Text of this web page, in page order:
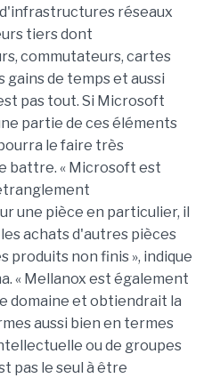
réseaux
tiers dont
commutateurs, cartes
gains de temps et aussi
pas tout. Si Microsoft
partie de ces éléments
le faire très
battre. « Microsoft est
une pièce en particulier, il
achats d'autres pièces
produits non finis », indique
« Mellanox est également
domaine et obtiendrait la
aussi bien en termes
ou de groupes
pas le seul à être